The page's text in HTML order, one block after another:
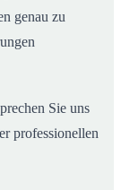
genau zu
Sie uns
professionellen